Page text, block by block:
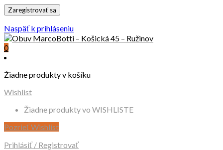
Naspäť k prihláseniu
0
Žiadne produkty v košíku
Wishlist
Žiadne produkty vo WISHLISTE
Pozrieť Wishlist
Prihlásiť / Registrovať